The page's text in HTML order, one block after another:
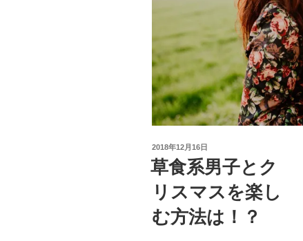
投
稿
日:
2018年12月16日
草食系男子とク
リスマスを楽し
む方法は！？